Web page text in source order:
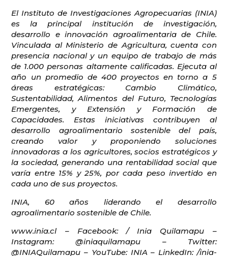
El Instituto de Investigaciones Agropecuarias (INIA)
es la principal institución de investigación,
desarrollo e innovación agroalimentaria de Chile.
Vinculada al Ministerio de Agricultura, cuenta con
presencia nacional y un equipo de trabajo de más
de 1.000 personas altamente calificadas. Ejecuta al
año un promedio de 400 proyectos en torno a 5
áreas estratégicas: Cambio Climático,
Sustentabilidad, Alimentos del Futuro, Tecnologías
Emergentes, y Extensión y Formación de
Capacidades. Estas iniciativas contribuyen al
desarrollo agroalimentario sostenible del país,
creando valor y proponiendo soluciones
innovadoras a los agricultores, socios estratégicos y
la sociedad, generando una rentabilidad social que
varía entre 15% y 25%, por cada peso invertido en
cada uno de sus proyectos.
INIA, 60 años liderando el desarrollo
agroalimentario sostenible de Chile.
www.inia.cl – Facebook: / Inia Quilamapu –
Instagram: @iniaquilamapu – Twitter:
@INIAQuilamapu – YouTube: INIA – LinkedIn: /inia-